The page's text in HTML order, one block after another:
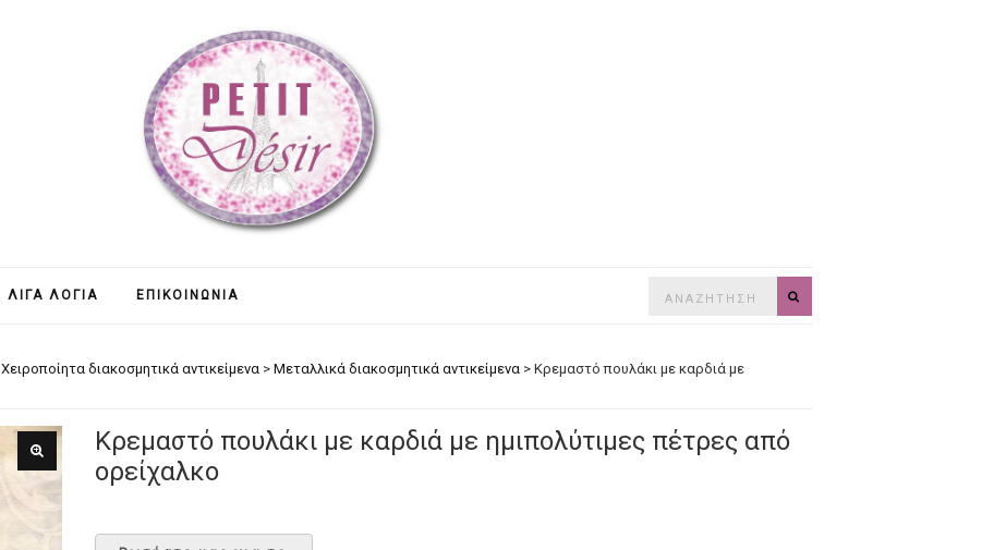
ΛΊΓΑ ΛΌΓΙΑ ΕΠΙΚΟΙΝΩΝΊΑ
Χειροποίητα διακοσμητικά αντικείμενα > Μεταλλικά διακοσμητικά αντικείμενα > Κρεμαστό πουλάκι με καρδιά με
Κρεμαστό πουλάκι με καρδιά με ημιπολύτιμες πέτρες από
ορείχαλκο